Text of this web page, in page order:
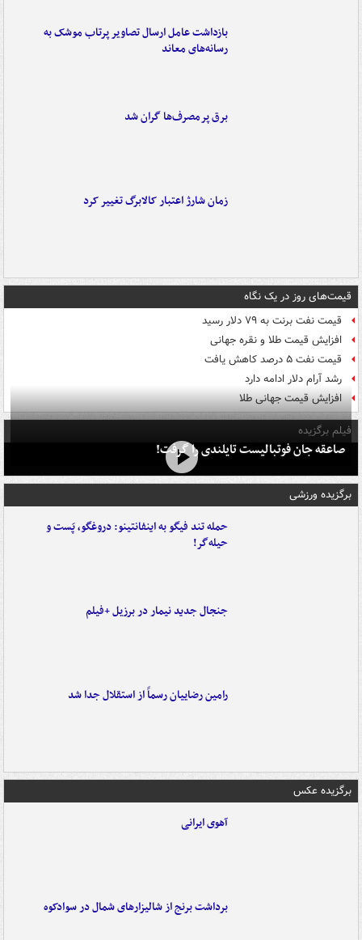
بازداشت عامل ارسال تصاویر پرتاب موشک به
رسانه‌های معاند
برق پرمصرف‌ها گران شد
زمان شارژ اعتبار کالابرگ تغییر کرد
قیمت‌های روز در یک نگاه
قیمت نفت برنت به ۷۹ دلار رسید
افزایش قیمت طلا و نقره جهانی
قیمت نفت ۵ درصد کاهش یافت
رشد آرام دلار ادامه دارد
افزایش قیمت جهانی طلا
فیلم برگزیده
صاعقه جان فوتبالیست تایلندی را گرفت!
برگزیده ورزشی
حمله تند فیگو به اینفانتینو: دروغگو، پَست‌ و
حیله‌گر!
جنجال جدید نیمار در برزیل +فیلم
رامین رضاییان رسماً از استقلال جدا شد
برگزیده عکس
آهوی ایرانی
برداشت برنج از شالیزارهای شمال در سوادکوه